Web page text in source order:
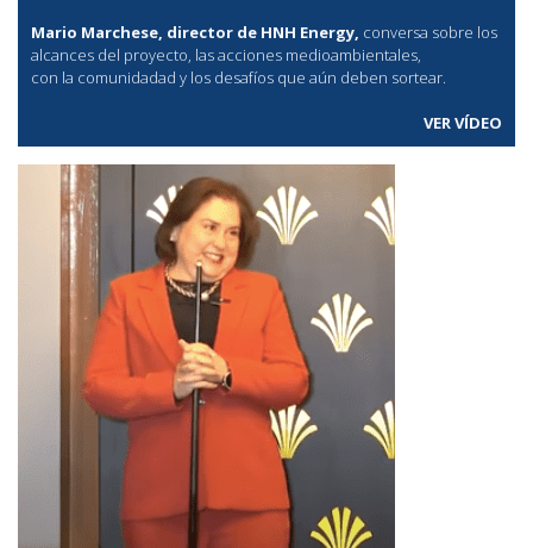
Mario Marchese, director de HNH Energy, conversa sobre los
alcances del proyecto, las acciones medioambientales,
con la comunidadad y los desafíos que aún deben sortear.
VER VÍDEO